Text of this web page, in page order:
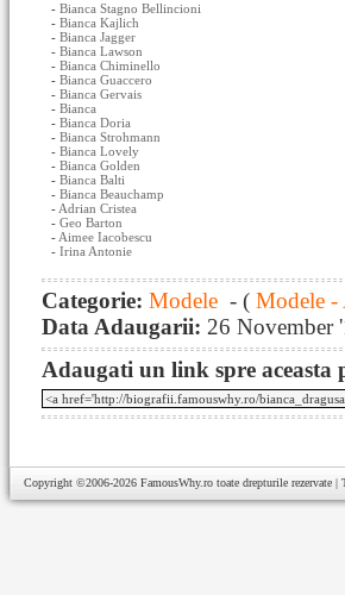
- Bianca Stagno Bellincioni
- Bianca Kajlich
- Bianca Jagger
- Bianca Lawson
- Bianca Chiminello
- Bianca Guaccero
- Bianca Gervais
- Bianca
- Bianca Doria
- Bianca Strohmann
- Bianca Lovely
- Bianca Golden
- Bianca Balti
- Bianca Beauchamp
- Adrian Cristea
- Geo Barton
- Aimee Iacobescu
- Irina Antonie
Categorie: Modele - ( Modele -
Data Adaugarii: 26 November
Adaugati un link spre aceasta
Copyright ©2006-2026 FamousWhy.ro toate drepturile rezervate |